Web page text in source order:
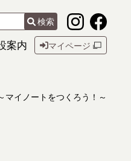
検索
案内 マイページ
マイノートをつくろう！～